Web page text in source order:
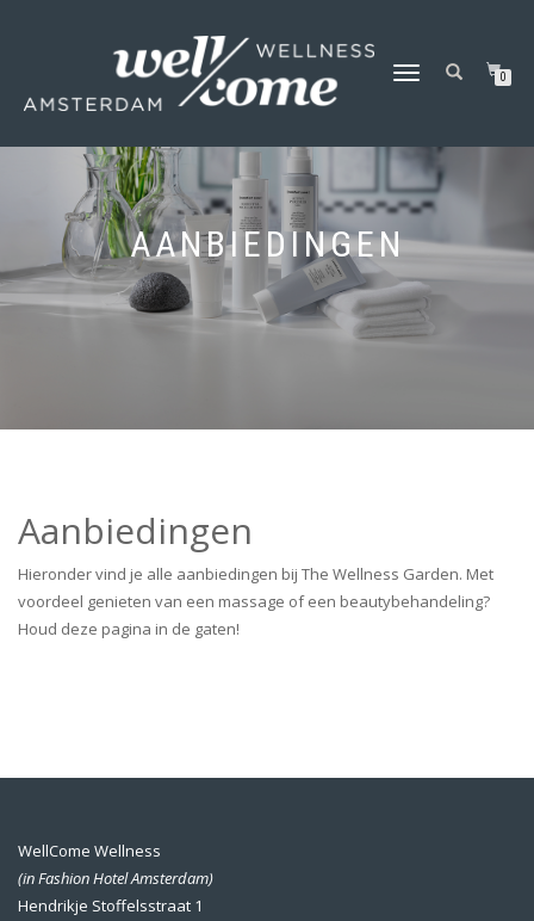
SCHAKEL
0
AANBIEDINGEN
Aanbiedingen
Hieronder vind je alle aanbiedingen bij The Wellness Garden. Met
voordeel genieten van een massage of een beautybehandeling?
Houd deze pagina in de gaten!
WellCome Wellness
(in Fashion Hotel Amsterdam)
Hendrikje Stoffelsstraat 1